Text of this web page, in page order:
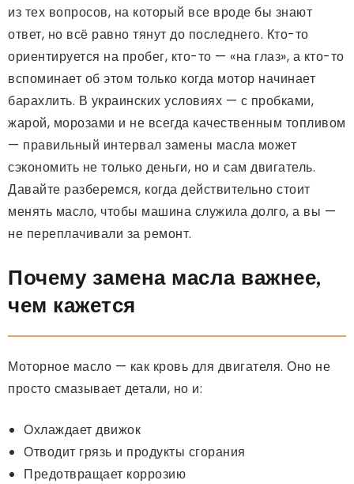
из тех вопросов, на который все вроде бы знают
ответ, но всё равно тянут до последнего. Кто-то
ориентируется на пробег, кто-то — «на глаз», а кто-то
вспоминает об этом только когда мотор начинает
барахлить. В украинских условиях — с пробками,
жарой, морозами и не всегда качественным топливом
— правильный интервал замены масла может
сэкономить не только деньги, но и сам двигатель.
Давайте разберемся, когда действительно стоит
менять масло, чтобы машина служила долго, а вы —
не переплачивали за ремонт.
Почему замена масла важнее,
чем кажется
Моторное масло — как кровь для двигателя. Оно не
просто смазывает детали, но и:
Охлаждает движок
Отводит грязь и продукты сгорания
Предотвращает коррозию